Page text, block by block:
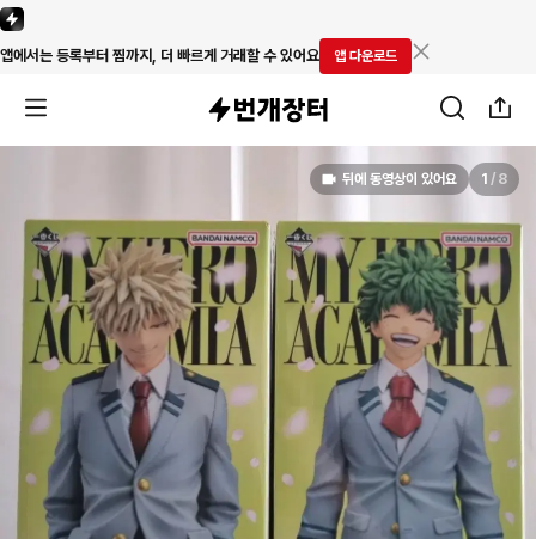
앱에서는 등록부터 찜까지, 더 빠르게 거래할 수 있어요 앱 다운로드
뒤에 동영상이 있어요 1 / 8